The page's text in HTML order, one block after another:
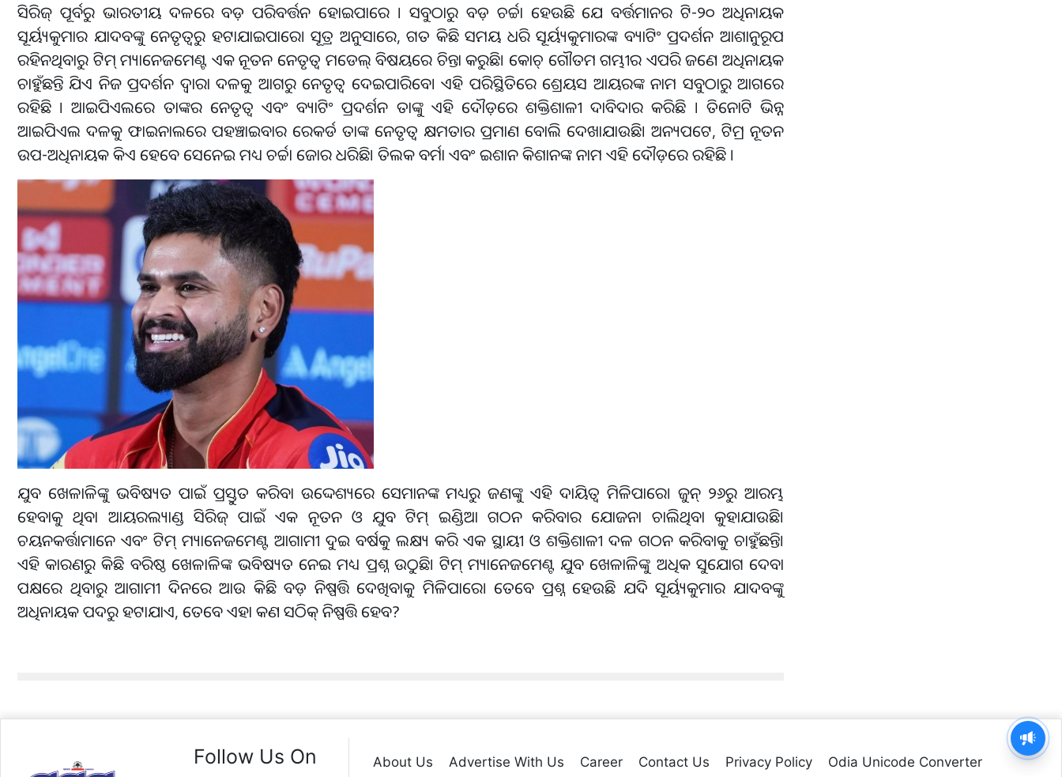
ସିରିଜ୍ ପୂର୍ବରୁ ଭାରତୀୟ ଦଳରେ ବଡ଼ ପରିବର୍ତ୍ତନ ହୋଇପାରେ । ସବୁଠାରୁ ବଡ଼ ଚର୍ଚ୍ଚା ହେଉଛି ଯେ ବର୍ତ୍ତମାନର ଟି-୨୦ ଅଧିନାୟକ
ସୂର୍ୟ୍ୟକୁମାର ଯାଦବଙ୍କୁ ନେତୃତ୍ୱରୁ ହଟାଯାଇପାରେ। ସୂତ୍ର ଅନୁସାରେ, ଗତ କିଛି ସମୟ ଧରି ସୂର୍ୟ୍ୟକୁମାରଙ୍କ ବ୍ୟାଟିଂ ପ୍ରଦର୍ଶନ ଆଶାନୁରୂପ
ରହିନଥିବାରୁ ଟିମ୍ ମ୍ୟାନେଜମେଣ୍ଟ ଏକ ନୂତନ ନେତୃତ୍ୱ ମଡେଲ୍ ବିଷୟରେ ଚିନ୍ତା କରୁଛି। କୋଚ୍ ଗୌତମ ଗମ୍ଭୀର ଏପରି ଜଣେ ଅଧିନାୟକ
ଚାହୁଁଛନ୍ତି ଯିଏ ନିଜ ପ୍ରଦର୍ଶନ ଦ୍ୱାରା ଦଳକୁ ଆଗରୁ ନେତୃତ୍ୱ ଦେଇପାରିବେ। ଏହି ପରିସ୍ଥିତିରେ ଶ୍ରେୟସ ଆୟରଙ୍କ ନାମ ସବୁଠାରୁ ଆଗରେ
ରହିଛି । ଆଇପିଏଲରେ ତାଙ୍କର ନେତୃତ୍ୱ ଏବଂ ବ୍ୟାଟିଂ ପ୍ରଦର୍ଶନ ତାଙ୍କୁ ଏହି ଦୌଡ଼ରେ ଶକ୍ତିଶାଳୀ ଦାବିଦାର କରିଛି । ତିନୋଟି ଭିନ୍ନ
ଆଇପିଏଲ ଦଳକୁ ଫାଇନାଲରେ ପହଞ୍ଚାଇବାର ରେକର୍ଡ ତାଙ୍କ ନେତୃତ୍ୱ କ୍ଷମତାର ପ୍ରମାଣ ବୋଲି ଦେଖାଯାଉଛି। ଅନ୍ୟପଟେ, ଟିମ୍ର ନୂତନ
ଉପ-ଅଧିନାୟକ କିଏ ହେବେ ସେନେଇ ମଧ୍ୟ ଚର୍ଚ୍ଚା ଜୋର ଧରିଛି। ତିଲକ ବର୍ମା ଏବଂ ଇଶାନ କିଶାନଙ୍କ ନାମ ଏହି ଦୌଡ଼ରେ ରହିଛି ।
ଯୁବ ଖେଳାଳିଙ୍କୁ ଭବିଷ୍ୟତ ପାଇଁ ପ୍ରସ୍ତୁତ କରିବା ଉଦ୍ଦେଶ୍ୟରେ ସେମାନଙ୍କ ମଧ୍ୟରୁ ଜଣଙ୍କୁ ଏହି ଦାୟିତ୍ୱ ମିଳିପାରେ। ଜୁନ୍ ୨୬ରୁ ଆରମ୍ଭ
ହେବାକୁ ଥିବା ଆୟରଲ୍ୟାଣ୍ଡ ସିରିଜ୍ ପାଇଁ ଏକ ନୂତନ ଓ ଯୁବ ଟିମ୍ ଇଣ୍ଡିଆ ଗଠନ କରିବାର ଯୋଜନା ଚାଲିଥିବା କୁହାଯାଉଛି।
ଚୟନକର୍ତ୍ତାମାନେ ଏବଂ ଟିମ୍ ମ୍ୟାନେଜମେଣ୍ଟ ଆଗାମୀ ଦୁଇ ବର୍ଷକୁ ଲକ୍ଷ୍ୟ କରି ଏକ ସ୍ଥାୟୀ ଓ ଶକ୍ତିଶାଳୀ ଦଳ ଗଠନ କରିବାକୁ ଚାହୁଁଛନ୍ତି।
ଏହି କାରଣରୁ କିଛି ବରିଷ୍ଠ ଖେଳାଳିଙ୍କ ଭବିଷ୍ୟତ ନେଇ ମଧ୍ୟ ପ୍ରଶ୍ନ ଉଠୁଛି। ଟିମ୍ ମ୍ୟାନେଜମେଣ୍ଟ ଯୁବ ଖେଳାଳିଙ୍କୁ ଅଧିକ ସୁଯୋଗ ଦେବା
ପକ୍ଷରେ ଥିବାରୁ ଆଗାମୀ ଦିନରେ ଆଉ କିଛି ବଡ଼ ନିଷ୍ପତ୍ତି ଦେଖିବାକୁ ମିଳିପାରେ। ତେବେ ପ୍ରଶ୍ନ ହେଉଛି ଯଦି ସୂର୍ୟ୍ୟକୁମାର ଯାଦବଙ୍କୁ
ଅଧିନାୟକ ପଦରୁ ହଟାଯାଏ, ତେବେ ଏହା କଣ ସଠିକ୍ ନିଷ୍ପତ୍ତି ହେବ?
Follow Us On About Us Advertise With Us Career Contact Us Privacy Policy Odia Unicode Converter